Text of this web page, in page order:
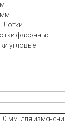
Лотки
фасонные
угловые
для